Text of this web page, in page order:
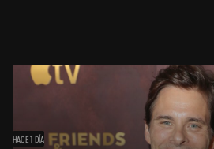
HACE 1 DÍA